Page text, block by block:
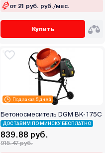
от 21 руб. руб./мес.
Купить
Под заказ 5 дней
Бетоносмеситель DGM BK-175C
ДОСТАВИМ ПО МИНСКУ БЕСПЛАТНО
839.88 руб.
915.47 руб.